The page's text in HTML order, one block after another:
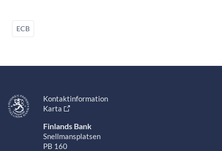
ECB
Kontaktinformation
Karta
Finlands Bank
Snellmansplatsen
PB 160